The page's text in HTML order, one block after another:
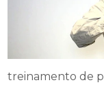
treinamento de